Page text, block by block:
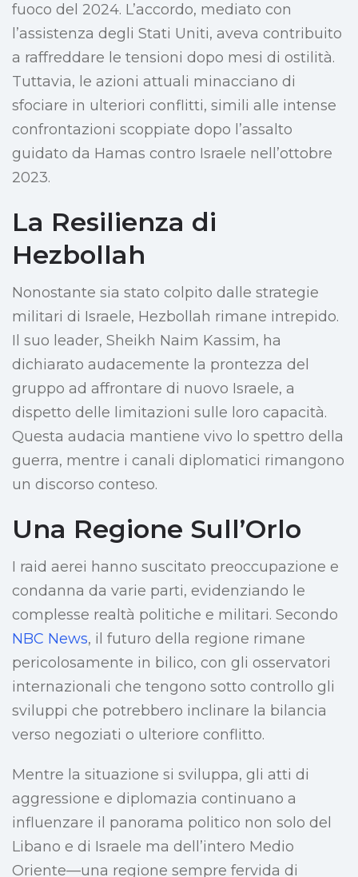
fuoco del 2024. L’accordo, mediato con
l’assistenza degli Stati Uniti, aveva contribuito
a raffreddare le tensioni dopo mesi di ostilità.
Tuttavia, le azioni attuali minacciano di
sfociare in ulteriori conflitti, simili alle intense
confrontazioni scoppiate dopo l’assalto
guidato da Hamas contro Israele nell’ottobre
2023.
La Resilienza di
Hezbollah
Nonostante sia stato colpito dalle strategie
militari di Israele, Hezbollah rimane intrepido.
Il suo leader, Sheikh Naim Kassim, ha
dichiarato audacemente la prontezza del
gruppo ad affrontare di nuovo Israele, a
dispetto delle limitazioni sulle loro capacità.
Questa audacia mantiene vivo lo spettro della
guerra, mentre i canali diplomatici rimangono
un discorso conteso.
Una Regione Sull’Orlo
I raid aerei hanno suscitato preoccupazione e
condanna da varie parti, evidenziando le
complesse realtà politiche e militari. Secondo
NBC News, il futuro della regione rimane
pericolosamente in bilico, con gli osservatori
internazionali che tengono sotto controllo gli
sviluppi che potrebbero inclinare la bilancia
verso negoziati o ulteriore conflitto.
Mentre la situazione si sviluppa, gli atti di
aggressione e diplomazia continuano a
influenzare il panorama politico non solo del
Libano e di Israele ma dell’intero Medio
Oriente—una regione sempre fervida di